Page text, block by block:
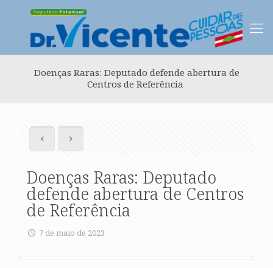
Doenças Raras: Deputado defende abertura de
Centros de Referência
Doenças Raras: Deputado
defende abertura de Centros
de Referência
7 de maio de 2023